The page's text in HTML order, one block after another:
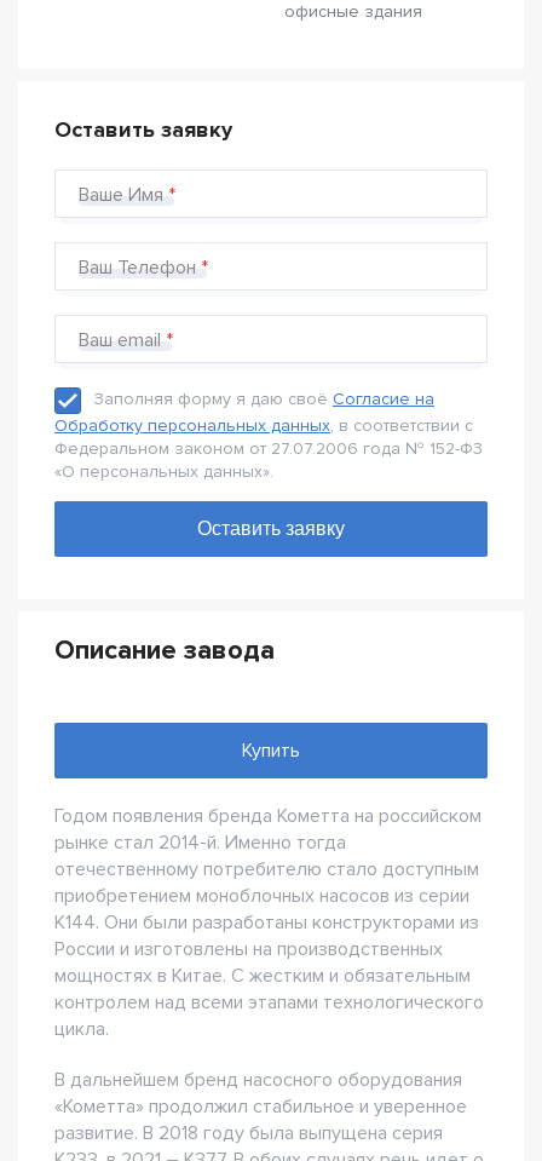
офисные здания
Оставить заявку
Ваше Имя
Ваш Телефон
Ваш email
Заполняя форму я даю своё Согласие на
Обработку персональных данных, в соответствии с
Федеральном законом от 27.07.2006 года № 152-Ф3
«О персональных данных».
Описание завода
Купить
Годом появления бренда Кометта на российском
рынке стал 2014-й. Именно тогда
отечественному потребителю стало доступным
приобретением моноблочных насосов из серии
К144. Они были разработаны конструкторами из
России и изготовлены на производственных
мощностях в Китае. С жестким и обязательным
контролем над всеми этапами технологического
цикла.
В дальнейшем бренд насосного оборудования
«Кометта» продолжил стабильное и уверенное
развитие. В 2018 году была выпущена серия